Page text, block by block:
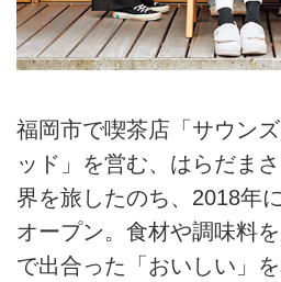
福岡市で喫茶店「サウン
ッド」を営む、はらだま
界を旅したのち、2018年
オープン。食材や調味料
で出合った「おいしい」